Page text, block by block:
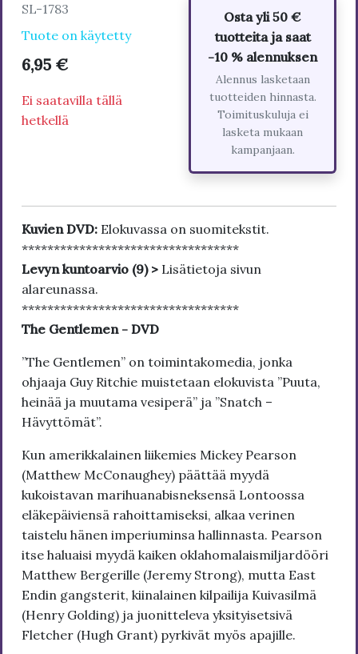
SL-1783
Tuote on käytetty
6,95 €
Ei saatavilla tällä
hetkellä
Osta yli 50 €
tuotteita ja saat
-10 % alennuksen
Alennus lasketaan
tuotteiden hinnasta.
Toimituskuluja ei
lasketa mukaan
kampanjaan.
Kuvien DVD: Elokuvassa on suomitekstit.
**********************************
Levyn kuntoarvio (9) > Lisätietoja sivun
alareunassa.
**********************************
The Gentlemen - DVD
”The Gentlemen” on toimintakomedia, jonka
ohjaaja Guy Ritchie muistetaan elokuvista ”Puuta,
heinää ja muutama vesiperä” ja ”Snatch –
Hävyttömät”.
Kun amerikkalainen liikemies Mickey Pearson
(Matthew McConaughey) päättää myydä
kukoistavan marihuanabisneksensä Lontoossa
eläkepäiviensä rahoittamiseksi, alkaa verinen
taistelu hänen imperiuminsa hallinnasta. Pearson
itse haluaisi myydä kaiken oklahomalaismiljardööri
Matthew Bergerille (Jeremy Strong), mutta East
Endin gangsterit, kiinalainen kilpailija Kuivasilmä
(Henry Golding) ja juonitteleva yksityisetsivä
Fletcher (Hugh Grant) pyrkivät myös apajille.